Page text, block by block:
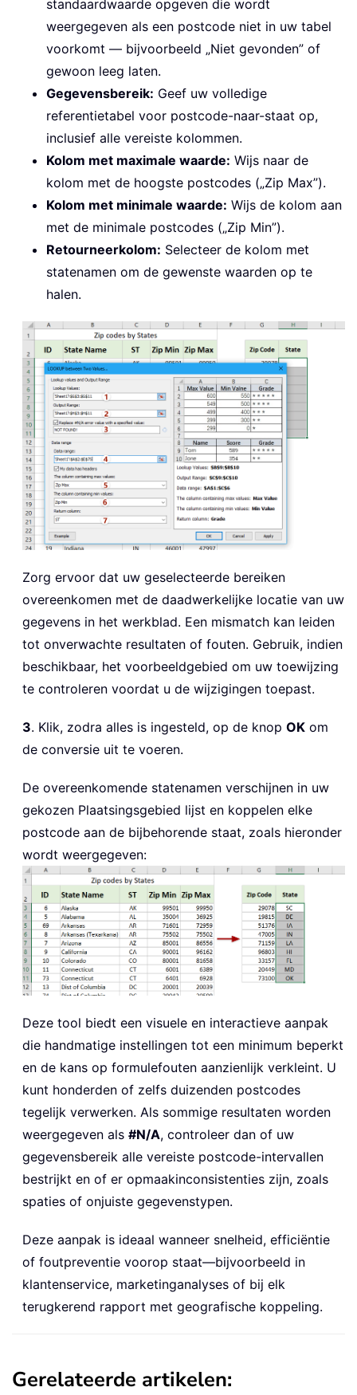
standaardwaarde opgeven die wordt
weergegeven als een postcode niet in uw tabel
voorkomt — bijvoorbeeld „Niet gevonden” of
gewoon leeg laten.
Gegevensbereik: Geef uw volledige
referentietabel voor postcode-naar-staat op,
inclusief alle vereiste kolommen.
Kolom met maximale waarde: Wijs naar de
kolom met de hoogste postcodes („Zip Max”).
Kolom met minimale waarde: Wijs de kolom aan
met de minimale postcodes („Zip Min”).
Retourneerkolom: Selecteer de kolom met
statenamen om de gewenste waarden op te
halen.
Zorg ervoor dat uw geselecteerde bereiken
overeenkomen met de daadwerkelijke locatie van uw
gegevens in het werkblad. Een mismatch kan leiden
tot onverwachte resultaten of fouten. Gebruik, indien
beschikbaar, het voorbeeldgebied om uw toewijzing
te controleren voordat u de wijzigingen toepast.
3. Klik, zodra alles is ingesteld, op de knop OK om
de conversie uit te voeren.
De overeenkomende statenamen verschijnen in uw
gekozen Plaatsingsgebied lijst en koppelen elke
postcode aan de bijbehorende staat, zoals hieronder
wordt weergegeven:
Deze tool biedt een visuele en interactieve aanpak
die handmatige instellingen tot een minimum beperkt
en de kans op formulefouten aanzienlijk verkleint. U
kunt honderden of zelfs duizenden postcodes
tegelijk verwerken. Als sommige resultaten worden
weergegeven als #N/A, controleer dan of uw
gegevensbereik alle vereiste postcode-intervallen
bestrijkt en of er opmaakinconsistenties zijn, zoals
spaties of onjuiste gegevenstypen.
Deze aanpak is ideaal wanneer snelheid, efficiëntie
of foutpreventie voorop staat—bijvoorbeeld in
klantenservice, marketinganalyses of bij elk
terugkerend rapport met geografische koppeling.
Gerelateerde artikelen: